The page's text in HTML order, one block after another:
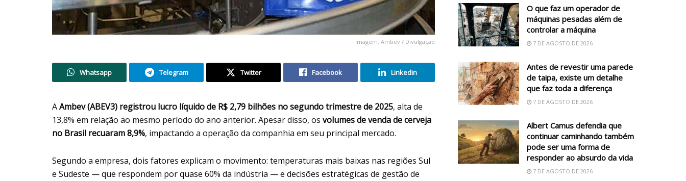
Imagem: Ambev / Divulgação
Whatsapp Telegram Twitter Facebook Linkedin
AAmbev (ABEV3) registrou lucro líquido de R$ 2,79 bilhões no segundo trimestre de 2025, alta de
13,8% em relação ao mesmo período do ano anterior. Apesar disso, os volumes de venda de cerveja
no Brasil recuaram 8,9%, impactando a operação da companhia em seu principal mercado.
Segundo a empresa, dois fatores explicam o movimento: temperaturas mais baixas nas regiões Sul
e Sudeste — que respondem por quase 60% da indústria — e decisões estratégicas de gestão de
O que faz um operador de
máquinas pesadas além de
controlar a máquina
7 DE AGOSTO DE 2026
Antes de revestir uma parede
de taipa, existe um detalhe
que faz toda a diferença
7 DE AGOSTO DE 2026
Albert Camus defendia que
continuar caminhando também
pode ser uma forma de
responder ao absurdo da vida
7 DE AGOSTO DE 2026